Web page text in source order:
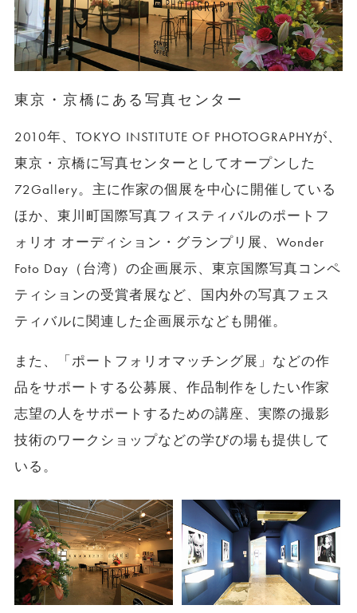
東京・京橋にある写真センター
2010年、TOKYO INSTITUTE OF PHOTOGRAPHYが、
東京・京橋に写真センターとしてオープンした
72Gallery。主に作家の個展を中心に開催している
ほか、東川町国際写真フィスティバルのポートフ
ォリオ オーディション・グランプリ展、Wonder
Foto Day（台湾）の企画展示、東京国際写真コンペ
ティションの受賞者展など、国内外の写真フェス
ティバルに関連した企画展示なども開催。
また、「ポートフォリオマッチング展」などの作
品をサポートする公募展、作品制作をしたい作家
志望の人をサポートするための講座、実際の撮影
技術のワークショップなどの学びの場も提供して
いる。